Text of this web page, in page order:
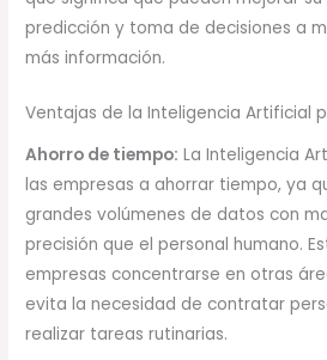
predicción y toma de decisiones a
más información.
Ventajas de la Inteligencia Artificial
Ahorro de tiempo: La Inteligencia
las empresas a ahorrar tiempo, ya
grandes volúmenes de datos con
precisión que el personal humano.
empresas concentrarse en otras
evita la necesidad de contratar
realizar tareas rutinarias.